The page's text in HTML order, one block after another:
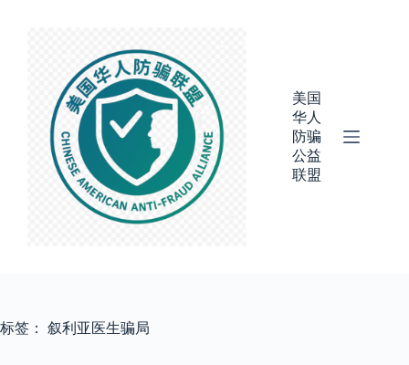
美国
华人
防骗
公益
联盟
标签： 叙利亚医生骗局